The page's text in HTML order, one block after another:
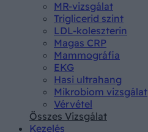
MR-vizsgálat
Triglicerid szint
LDL-koleszterin
Magas CRP
Mammográfia
EKG
Hasi ultrahang
Mikrobiom vizsgálat
Vérvétel
Összes Vizsgálat
Kezelés